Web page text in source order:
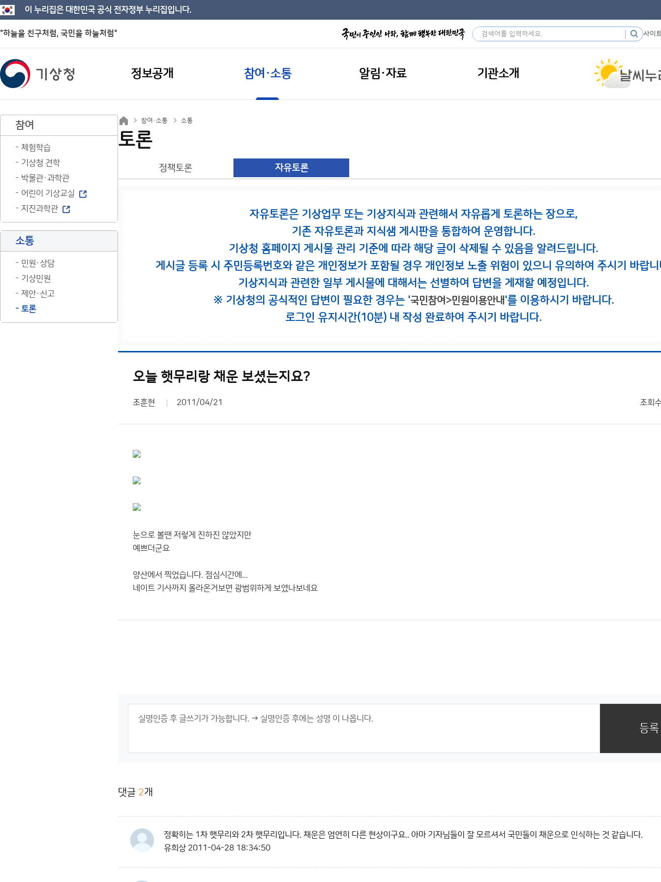
이 누리집은 대한민국 공식 전자정부 누리집입니다.
"하늘을 친구처럼, 국민을 하늘처럼" 사이
정보공개 참여·소통 알림·자료 기관소개
참여
체험학습
기상청 견학
박물관·과학관
어린이 기상교실
지진과학관
소통
민원·상담
기상민원
제안·신고
토론
참여·소통 소통
토론
정책토론 자유토론
자유토론은 기상업무 또는 기상지식과 관련해서 자유롭게 토론하는 장으로,
기존 자유토론과 지식샘 게시판을 통합하여 운영합니다.
기상청 홈페이지 게시물 관리 기준에 따라 해당 글이 삭제될 수 있음을 알려드립니다.
게시글 등록 시 주민등록번호와 같은 개인정보가 포함될 경우 개인정보 노출 위험이 있으니 유의하여 주시기 바랍니
기상지식과 관련한 일부 게시물에 대해서는 선별하여 답변을 게재할 예정입니다.
※ 기상청의 공식적인 답변이 필요한 경우는 '국민참여>민원이용안내'를 이용하시기 바랍니다.
로그인 유지시간(10분) 내 작성 완료하여 주시기 바랍니다.
오늘 햇무리랑 채운 보셨는지요?
조훈현 2011/04/21 조회
눈으로 볼땐 저렇게 진하진 않았지만
예쁘더군요
양산에서 찍었습니다. 점심시간에...
네이트 기사까지 올라온거보면 광범위하게 보였나보네요
등록
댓글 2개
정확히는 1차 햇무리와 2차 햇무리입니다. 채운은 엄연히 다른 현상이구요.. 아마 기자님들이 잘 모르셔서 국민들이 채운으로 인식하는 것 같습니다.
유희상 2011-04-28 18:34:50